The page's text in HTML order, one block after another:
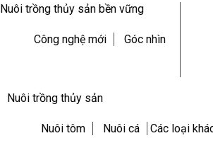
Nuôi trồng thủy sản bền vững
Công nghệ mới Góc nhìn
Nuôi trồng thủy sản
Nuôi tôm Nuôi cá Các loại